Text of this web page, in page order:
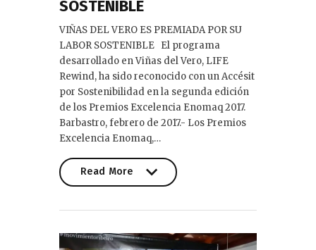
SOSTENIBLE
VIÑAS DEL VERO ES PREMIADA POR SU
LABOR SOSTENIBLE El programa
desarrollado en Viñas del Vero, LIFE
Rewind, ha sido reconocido con un Accésit
por Sostenibilidad en la segunda edición
de los Premios Excelencia Enomaq 2017.
Barbastro, febrero de 2017.- Los Premios
Excelencia Enomaq,…
Read More